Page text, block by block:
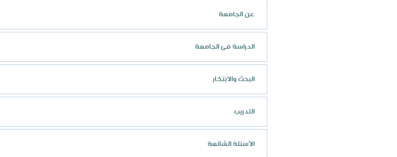
عن الجامعة
الدراسة فى الجامعة
البحث والابتكار
التدريب
الأسئلة الشائعة